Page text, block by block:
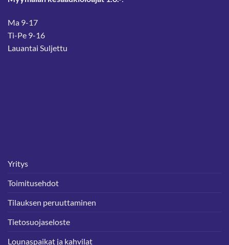
Ma 9-17
Ti-Pe 9-16
Lauantai Suljettu
Yritys
Toimitusehdot
Tilauksen peruuttaminen
Tietosuojaseloste
Lounaspaikat ja kahvilat